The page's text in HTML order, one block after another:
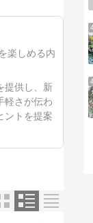
楽しめる内
提供し、新
軽さが伝わ
ントを提案